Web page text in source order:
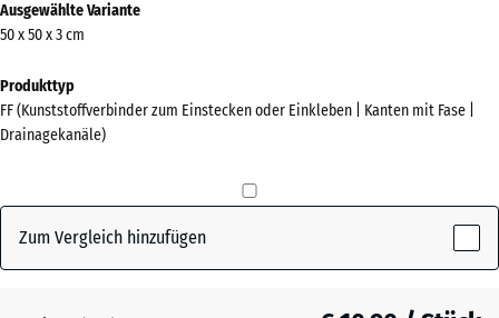
Informationen
zu
Farben?
Farbpalette
(active)
Ausgewählte Variante
50 x 50 x 3 cm
Produkttyp
FF (Kunststoffverbinder zum Einstecken oder Einkleben | Kanten mit Fase |
Drainagekanäle)
Zum Vergleich hinzufügen